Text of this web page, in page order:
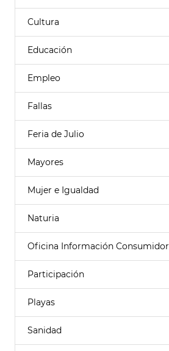
Cultura
Educación
Empleo
Fallas
Feria de Julio
Mayores
Mujer e Igualdad
Naturia
Oficina Información Consumidor
Participación
Playas
Sanidad